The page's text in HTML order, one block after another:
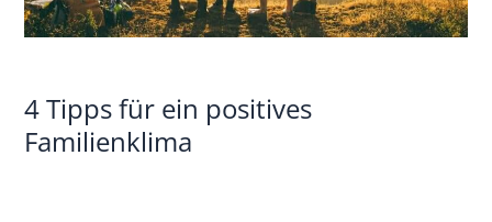
4 Tipps für ein positives
Familienklima